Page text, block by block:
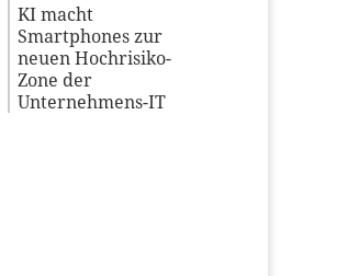
KI macht
Smartphones zur
neuen Hochrisiko-
Zone der
Unternehmens-IT